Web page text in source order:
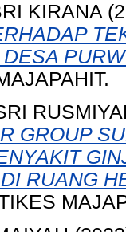
KIRANA
GROUP
RUANG